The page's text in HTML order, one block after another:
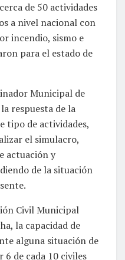
de 50 actividades
a nivel nacional con
incendio, sismo e
para el estado de
Municipal de
respuesta de la
tipo de actividades,
el simulacro,
actuación y
de la situación
Civil Municipal
la capacidad de
alguna situación de
6 de cada 10 civiles